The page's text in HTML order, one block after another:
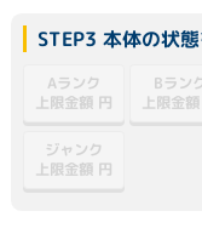
STEP3 本体の状
Aランク
上限金額 円
Bラン
上限金額
ジャンク
上限金額 円